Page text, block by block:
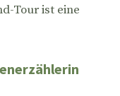
Tour ist eine